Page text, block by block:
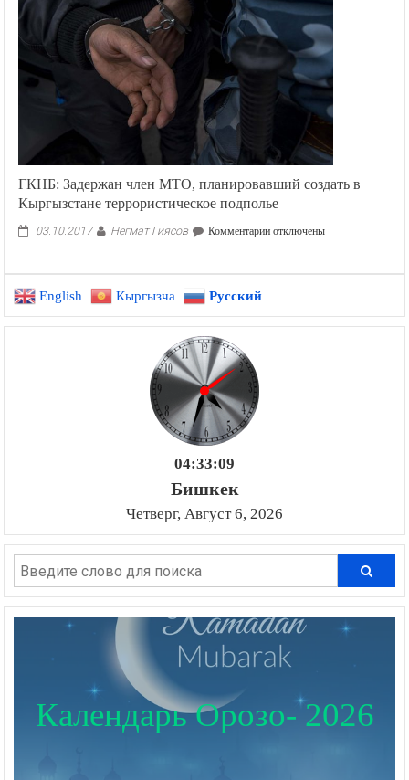
ГКНБ: Задержан член МТО, планировавший создать в
Кыргызстане террористическое подполье
03.10.2017 Негмат Гиясов Комментариик
Задержан
планировавший
отключены
English Кыргызча Русский
04:33:10
Бишкек
Четверг, Август 6, 2026
Календарь Орозо- 2026